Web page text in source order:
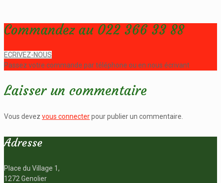
Commandez au 022 366 33 88
ECRIVEZ-NOUS
Passez votre commande par téléphone ou en nous écrivant
Laisser un commentaire
Vous devez vous connecterpour publier un commentaire.
Adresse
Place du Village 1,
1272 Genolier